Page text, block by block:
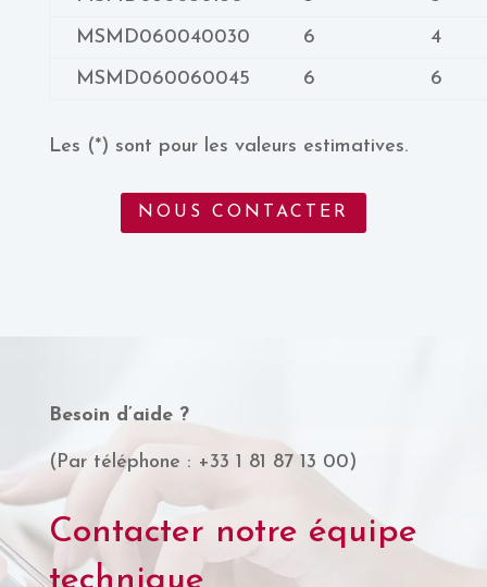
MSMD060040030
6
4
MSMD060060045
6 6
Les (*) sont pour les valeurs estimatives.
NOUS CONTACTER
Besoin d’aide ?
(Par téléphone : +33 1 81 87 13 00)
Contacter notre équipe